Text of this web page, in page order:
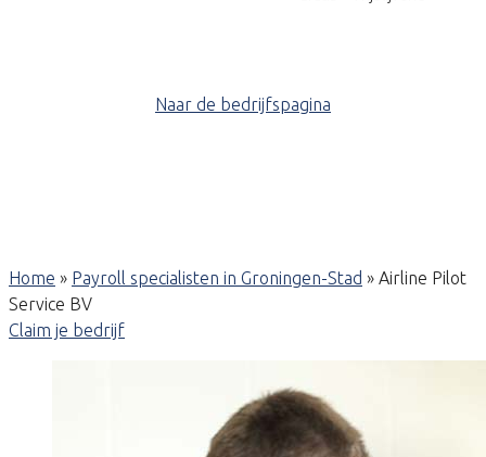
Naar de bedrijfspagina
Home » Payroll specialisten in Groningen-Stad » Airline Pilot
Service BV
Claim je bedrijf